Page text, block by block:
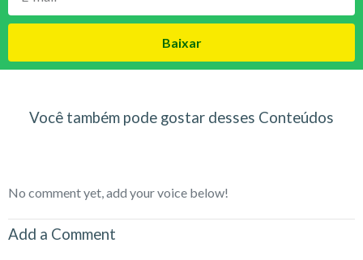
Baixar
Você também pode gostar desses Conteúdos
No comment yet, add your voice below!
Add a Comment